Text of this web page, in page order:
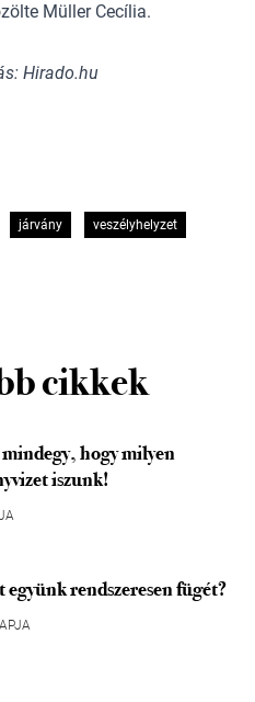
Müller Cecília.
Hirado.hu
járvány veszélyhelyzet
cikkek
hogy milyen
iszunk!
együnk rendszeresen fügét?